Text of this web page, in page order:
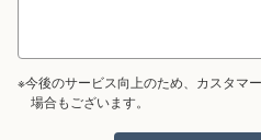
※今後のサービス向上のため、カスタマ
場合もございます。